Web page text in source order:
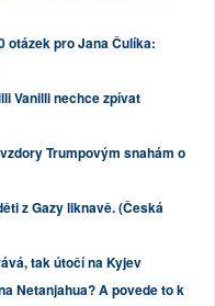
otázek pro Jana Čulíka:
Vanilli nechce zpívat
Trumpovým snahám o
z Gazy liknavě. (Česká
tak útočí na Kyjev
Netanjahua? A povede to k